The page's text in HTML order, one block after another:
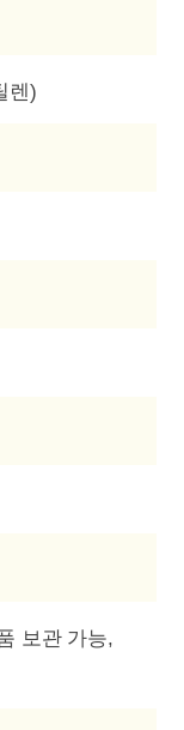
렌)
보관 가능,